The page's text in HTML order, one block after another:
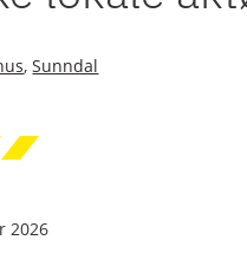
,Sunndal
2026